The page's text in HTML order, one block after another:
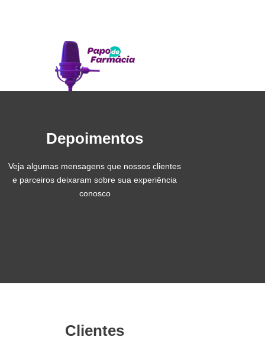
Depoimentos
Veja algumas mensagens que nossos clientes
e parceiros deixaram sobre sua experiência
conosco
Clientes